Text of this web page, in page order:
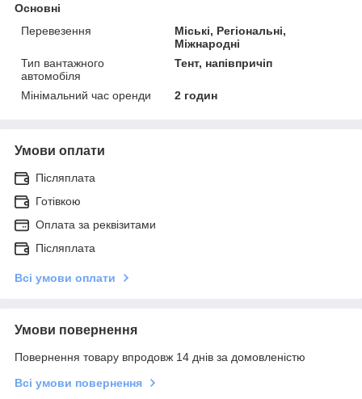
Основні
Перевезення
Міські, Регіональні,
Міжнародні
Тип вантажного
автомобіля
Тент, напівпричіп
Мінімальний час оренди 2 годин
Умови оплати
Післяплата
Готівкою
Оплата за реквізитами
Післяплата
Всі умови оплати
Умови повернення
Повернення товару впродовж 14 днів за домовленістю
Всі умови повернення